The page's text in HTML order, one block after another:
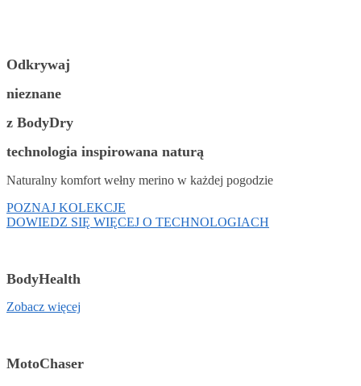
Odkrywaj
nieznane
z BodyDry
technologia inspirowana naturą
Naturalny komfort wełny merino w każdej pogodzie
POZNAJ KOLEKCJE
DOWIEDZ SIĘ WIĘCEJ O TECHNOLOGIACH
BodyHealth
Zobacz więcej
MotoChaser